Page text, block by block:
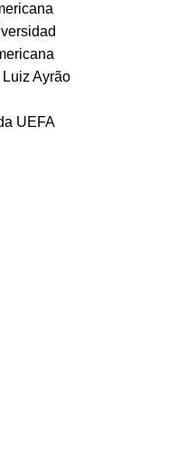
Ayrão
UEFA